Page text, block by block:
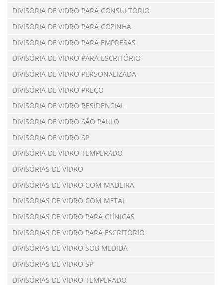
DIVISÓRIA DE VIDRO PARA CONSULTÓRIO
DIVISÓRIA DE VIDRO PARA COZINHA
DIVISÓRIA DE VIDRO PARA EMPRESAS
DIVISÓRIA DE VIDRO PARA ESCRITÓRIO
DIVISÓRIA DE VIDRO PERSONALIZADA
DIVISÓRIA DE VIDRO PREÇO
DIVISÓRIA DE VIDRO RESIDENCIAL
DIVISÓRIA DE VIDRO SÃO PAULO
DIVISÓRIA DE VIDRO SP
DIVISÓRIA DE VIDRO TEMPERADO
DIVISÓRIAS DE VIDRO
DIVISÓRIAS DE VIDRO COM MADEIRA
DIVISÓRIAS DE VIDRO COM METAL
DIVISÓRIAS DE VIDRO PARA CLÍNICAS
DIVISÓRIAS DE VIDRO PARA ESCRITÓRIO
DIVISÓRIAS DE VIDRO SOB MEDIDA
DIVISÓRIAS DE VIDRO SP
DIVISÓRIAS DE VIDRO TEMPERADO